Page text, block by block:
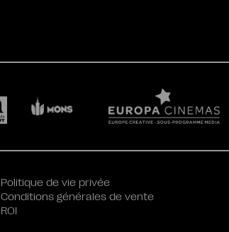
Politique de vie privée
Conditions générales de vente
ROI